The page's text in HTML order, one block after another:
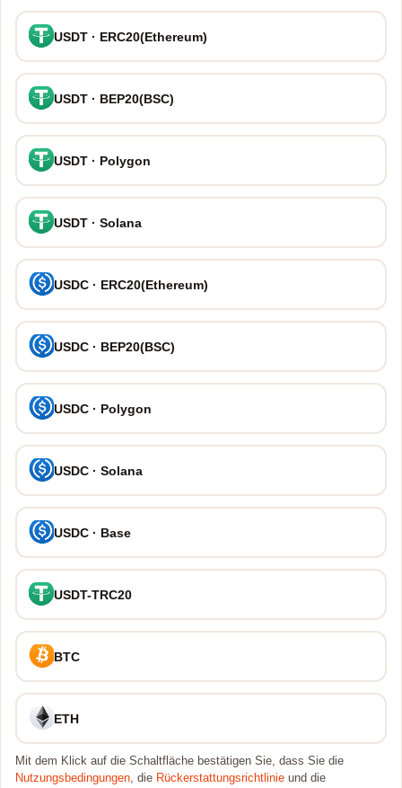
USDT · ERC20(Ethereum)
USDT · BEP20(BSC)
USDT · Polygon
USDT · Solana
USDC · ERC20(Ethereum)
USDC · BEP20(BSC)
USDC · Polygon
USDC · Solana
USDC · Base
USDT-TRC20
BTC
ETH
Mit dem Klick auf die Schaltfläche bestätigen Sie, dass Sie die
Nutzungsbedingungen, die Rückerstattungsrichtlinie und die